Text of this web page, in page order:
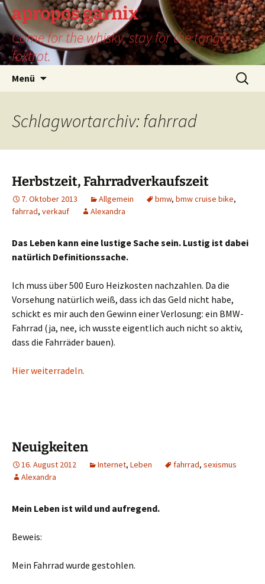
Zum
Inhalt
springen
apropos garnix
Come for the whisky, stay for the tango
foxtrot.
Menü
Suchen
nach:
Schlagwortarchiv: fahrrad
Herbstzeit, Fahrradverkaufszeit
7. Oktober 2013 Allgemein bmw, bmw cruise bike,
fahrrad, verkauf Alexandra
Das Leben kann eine lustige Sache sein. Lustig ist dabei
natürlich Definitionssache.
Ich muss über 500 Euro Heizkosten nachzahlen. Da die
Vorsehung natürlich weiß, dass ich das Geld nicht habe,
schickt es mir auch den Gewinn einer Verlosung: ein BMW-
Fahrrad (ja, nee, ich wusste eigentlich auch nicht so aktiv,
dass die Fahrräder bauen).
Hier weiterradeln.
Neuigkeiten
16. August 2012 Internet, Leben fahrrad, sexismus
Alexandra
Mein Leben ist wild und aufregend.
Beweis:
Mein Fahrrad wurde gestohlen.